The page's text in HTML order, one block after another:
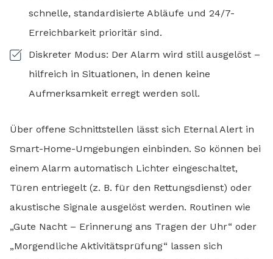
schnelle, standardisierte Abläufe und 24/7-
Erreichbarkeit prioritär sind.
Diskreter Modus: Der Alarm wird still ausgelöst –
hilfreich in Situationen, in denen keine
Aufmerksamkeit erregt werden soll.
Über offene Schnittstellen lässt sich Eternal Alert in
Smart-Home-Umgebungen einbinden. So können bei
einem Alarm automatisch Lichter eingeschaltet,
Türen entriegelt (z. B. für den Rettungsdienst) oder
akustische Signale ausgelöst werden. Routinen wie
„Gute Nacht – Erinnerung ans Tragen der Uhr“ oder
„Morgendliche Aktivitätsprüfung“ lassen sich